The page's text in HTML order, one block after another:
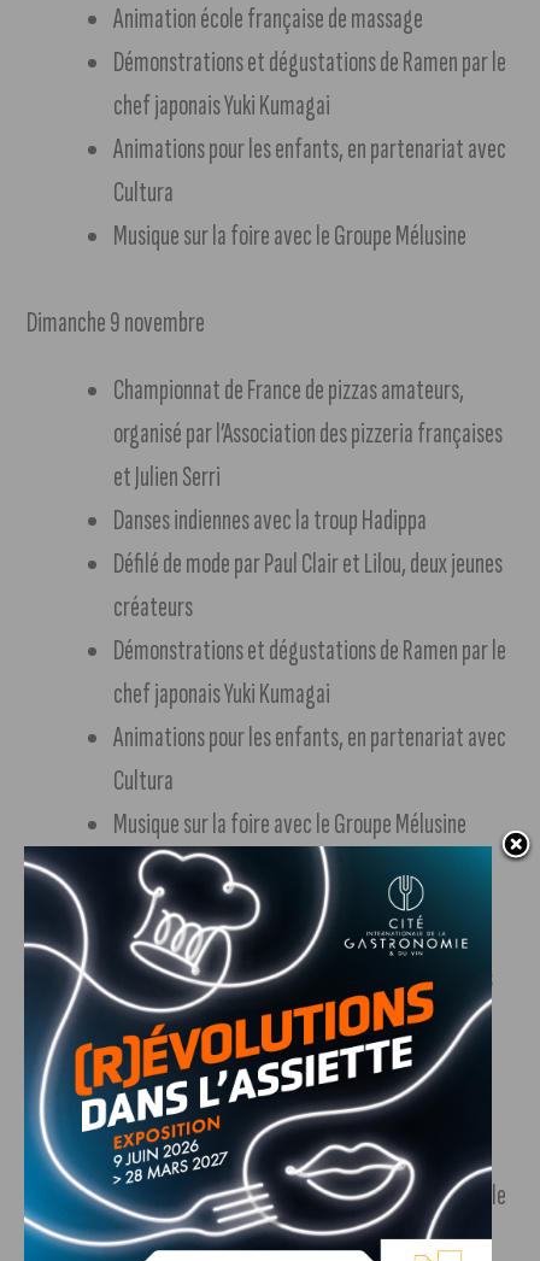
Animation école française de massage
Démonstrations et dégustations de Ramen par le
chef japonais Yuki Kumagai
Animations pour les enfants, en partenariat avec
Cultura
Musique sur la foire avec le Groupe Mélusine
Dimanche 9 novembre
Championnat de France de pizzas amateurs,
organisé par l’Association des pizzeria françaises
et Julien Serri
Danses indiennes avec la troup Hadippa
Défilé de mode par Paul Clair et Lilou, deux jeunes
créateurs
Démonstrations et dégustations de Ramen par le
chef japonais Yuki Kumagai
Animations pour les enfants, en partenariat avec
Cultura
Musique sur la foire avec le Groupe Mélusine
Lundi 10 novembre
Journée Loiseau : démonstrations-dégustations
et masterclass avec les chefs de la maison
Loiseau
Boum de la foire : à partir de 18h, soirée avec le
Groupe Mélusine et ses danseuses et DJ set
Démonstrations et dégustations de Ramen par le
chef japonais Yuki Kumagai